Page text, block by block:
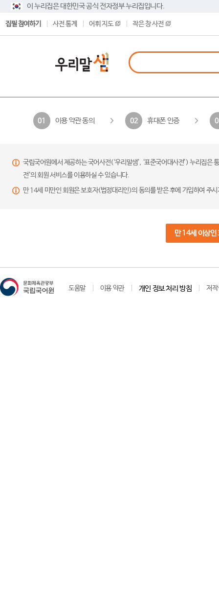
이 누리집은 대한민국 공식 전자정부 누리집입니다.
집필 참여하기 사전 통계 어휘 지도 작은 창 사전
01 이용 약관 동의 02 휴대폰 인증
국립국어원에서 제공하는 국어사전(‘우리말샘’, ‘표준국어대사전’) 누리집
전’의 회원 서비스를 이용하실 수 있습니다.
만 14세 미만인 회원은 보호자(법정대리인)의 동의를 받은 후에 가입하여 주
만 14세 이상인
도움말 이용 약관 개인 정보 처리 방침 저